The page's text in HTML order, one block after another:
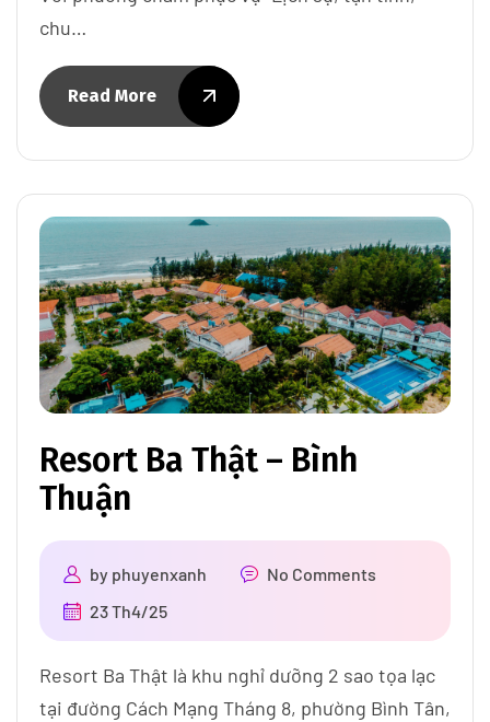
chu…
Read More
Resort Ba Thật – Bình
Thuận
by phuyenxanh
No Comments
23 Th4/25
Resort Ba Thật là khu nghỉ dưỡng 2 sao tọa lạc
tại đường Cách Mạng Tháng 8, phường Bình Tân,